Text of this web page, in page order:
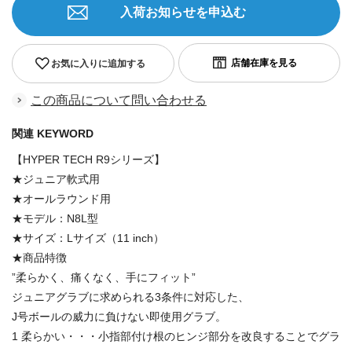
お気に入りに追加する
入荷お知らせを申込む
この商品について問い合わせる
関連 KEYWORD
【HYPER TECH R9シリーズ】
★ジュニア軟式用
★オールラウンド用
★モデル：N8L型
★サイズ：Lサイズ（11 inch）
★商品特徴
”柔らかく、痛くなく、手にフィット”
ジュニアグラブに求められる3条件に対応した、
J号ボールの威力に負けない即使用グラブ。
1 柔らかい・・・小指部付け根のヒンジ部分を改良することでグラ